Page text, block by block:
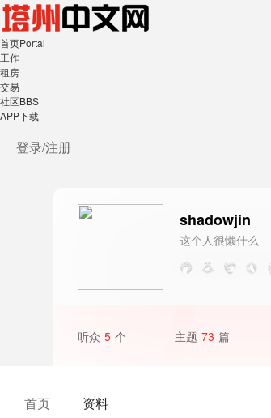
首页Portal
工作
租房
交易
社区BBS
APP下载
登录/注册
shadowjin
这个人很懒什么
听众 5 个 主题 73 篇
首页 资料